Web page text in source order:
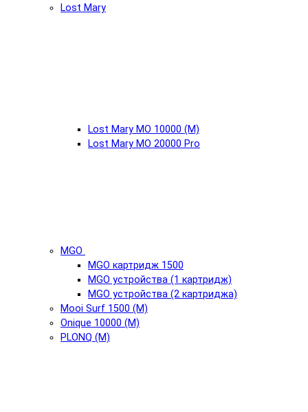
Lost Mary
Lost Mary MO 10000 (М)
Lost Mary MO 20000 Pro
MGO
MGO картридж 1500
MGO устройства (1 картридж)
MGO устройства (2 картриджа)
Mooi Surf 1500 (М)
Onique 10000 (М)
PLONQ (М)